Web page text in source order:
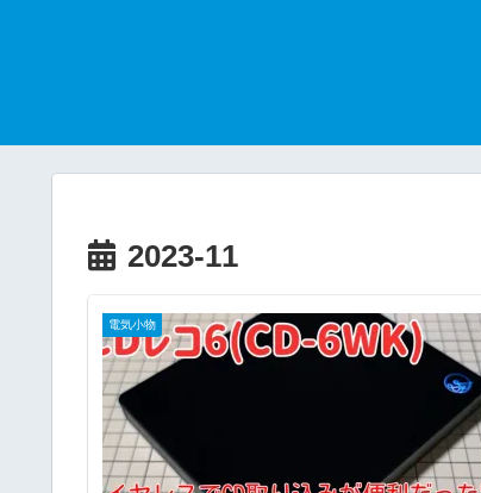
2023-11
電気小物